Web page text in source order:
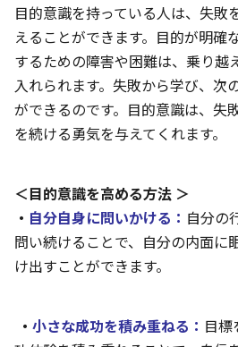
目的意識を持っている人は、失敗
えることができます。目的が明確
するための障害や困難は、乗り越
入れられます。失敗から学び、次
ができるのです。目的意識は、失
を続ける勇気を与えてくれます。
＜目的意識を高める方法 ＞
・ 自分自身に問いかける： 自分の
問い続けることで、自分の内面に
け出すことができます。
・ 小さな成功を積み重ねる： 目